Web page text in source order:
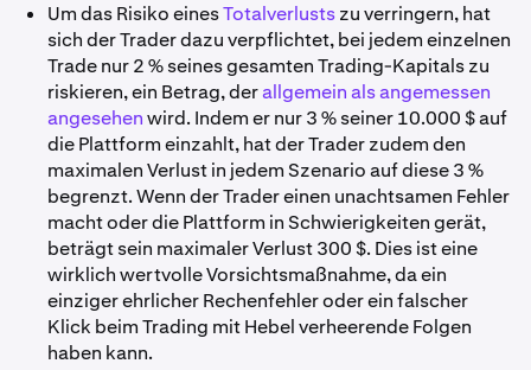
Um das Risiko einesTotalverlustszu verringern, hat
sich der Trader dazu verpflichtet, bei jedem einzelnen
Trade nur 2 % seines gesamten Trading-Kapitals zu
riskieren, ein Betrag, derallgemein als angemessen
angesehenwird. Indem er nur 3 % seiner 10.000 $ auf
die Plattform einzahlt, hat der Trader zudem den
maximalen Verlust in jedem Szenario auf diese 3 %
begrenzt. Wenn der Trader einen unachtsamen Fehler
macht oder die Plattform in Schwierigkeiten gerät,
beträgt sein maximaler Verlust 300 $. Dies ist eine
wirklich wertvolle Vorsichtsmaßnahme, da ein
einziger ehrlicher Rechenfehler oder ein falscher
Klick beim Trading mit Hebel verheerende Folgen
haben kann.